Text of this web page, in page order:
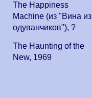
The Happiness
Machine (из "Вина из
одуванчиков"),?
The Haunting of the
New, 1969